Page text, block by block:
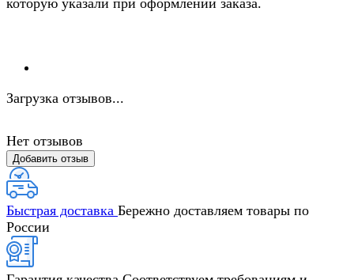
которую указали при оформлении заказа.
Загрузка отзывов...
Нет отзывов
Добавить отзыв
Быстрая доставка Бережно доставляем товары по
России